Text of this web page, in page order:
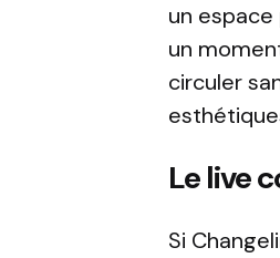
un
un
circuler
Le live
Si